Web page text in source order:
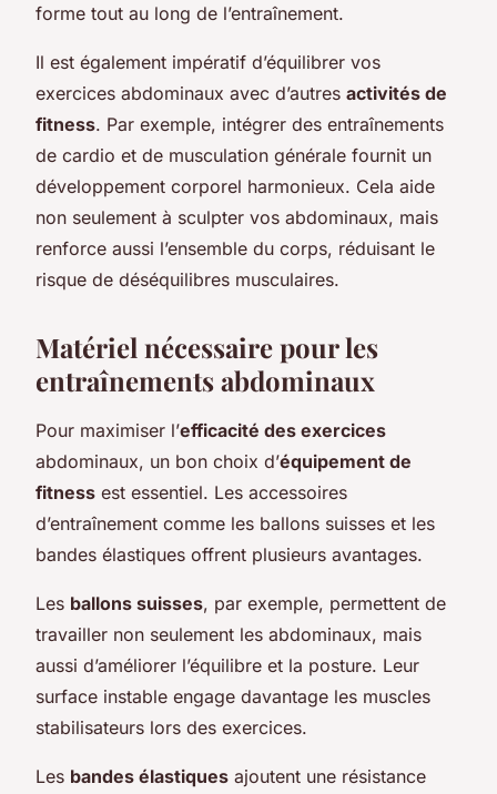
forme tout au long de l’entraînement.
Il est également impératif d’équilibrer vos
exercices abdominaux avec d’autres activités de
fitness. Par exemple, intégrer des entraînements
de cardio et de musculation générale fournit un
développement corporel harmonieux. Cela aide
non seulement à sculpter vos abdominaux, mais
renforce aussi l’ensemble du corps, réduisant le
risque de déséquilibres musculaires.
Matériel nécessaire pour les
entraînements abdominaux
Pour maximiser l’efficacité des exercices
abdominaux, un bon choix d’équipement de
fitness est essentiel. Les accessoires
d’entraînement comme les ballons suisses et les
bandes élastiques offrent plusieurs avantages.
Les ballons suisses, par exemple, permettent de
travailler non seulement les abdominaux, mais
aussi d’améliorer l’équilibre et la posture. Leur
surface instable engage davantage les muscles
stabilisateurs lors des exercices.
Les bandes élastiques ajoutent une résistance